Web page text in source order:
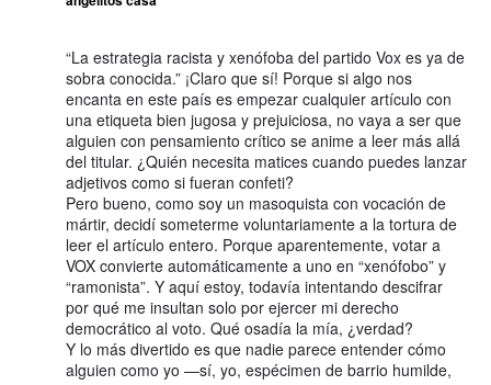
“La estrategia racista y xenófoba del partido Vox es ya de
sobra conocida.” ¡Claro que sí! Porque si algo nos
encanta en este país es empezar cualquier artículo con
una etiqueta bien jugosa y prejuiciosa, no vaya a ser que
alguien con pensamiento crítico se anime a leer más allá
del titular. ¿Quién necesita matices cuando puedes lanzar
adjetivos como si fueran confeti?
Pero bueno, como soy un masoquista con vocación de
mártir, decidí someterme voluntariamente a la tortura de
leer el artículo entero. Porque aparentemente, votar a
VOX convierte automáticamente a uno en “xenófobo” y
“ramonista”. Y aquí estoy, todavía intentando descifrar
por qué me insultan solo por ejercer mi derecho
democrático al voto. Qué osadía la mía, ¿verdad?
Y lo más divertido es que nadie parece entender cómo
alguien como yo —sí, yo, espécimen de barrio humilde,